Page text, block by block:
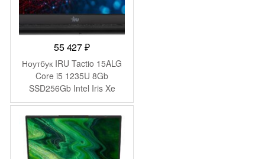
55 427₽
Ноутбук IRU Tactio 15ALG
Core i5 1235U 8Gb
SSD256Gb Intel Iris Xe
graphics 15.6″ IPS FHD
Windows 11 Pro black WiFi
BT Cam (2044618)